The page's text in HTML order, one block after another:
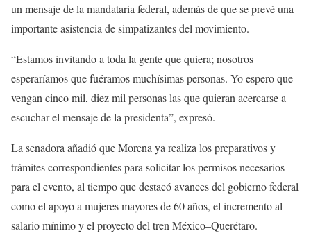
un mensaje de la mandataria federal, además de que se prevé una
importante asistencia de simpatizantes del movimiento.
“Estamos invitando a toda la gente que quiera; nosotros
esperaríamos que fuéramos muchísimas personas. Yo espero que
vengan cinco mil, diez mil personas las que quieran acercarse a
escuchar el mensaje de la presidenta”, expresó.
La senadora añadió que Morena ya realiza los preparativos y
trámites correspondientes para solicitar los permisos necesarios
para el evento, al tiempo que destacó avances del gobierno federal
como el apoyo a mujeres mayores de 60 años, el incremento al
salario mínimo y el proyecto del tren México–Querétaro.